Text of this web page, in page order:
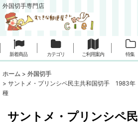
外国切手専門店
新着商品 カテゴリ ご利用案内 特集
ホーム > 外国切手
> サントメ・プリンシペ民主共和国切手
種
サントメ・プリンシペ